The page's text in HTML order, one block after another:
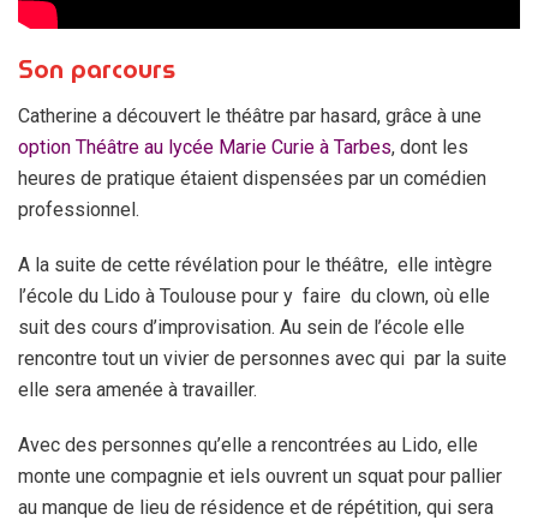
Son parcours
Catherine a découvert le théâtre par hasard, grâce à une
option Théâtre au lycée Marie Curie à Tarbes, dont les
heures de pratique étaient dispensées par un comédien
professionnel.
A la suite de cette révélation pour le théâtre, elle intègre
l’école du Lido à Toulouse pour y faire du clown, où elle
suit des cours d’improvisation. Au sein de l’école elle
rencontre tout un vivier de personnes avec qui par la suite
elle sera amenée à travailler.
Avec des personnes qu’elle a rencontrées au Lido, elle
monte une compagnie et iels ouvrent un squat pour pallier
au manque de lieu de résidence et de répétition, qui sera